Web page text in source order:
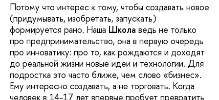
Потому что интерес к тому, чтобы создавать новое
(придумывать, изобретать, запускать)
формируется рано. Наша Школа ведь не только
про предпринимательство, она в первую очередь
про инноватику: про то, как рождаются и доходят
до реальной жизни новые идеи и технологии. Для
подростка это часто ближе, чем слово «бизнес».
Ему интересно создавать, а не торговать. Когда
человек в 14-17 лет впервые пробует превратить